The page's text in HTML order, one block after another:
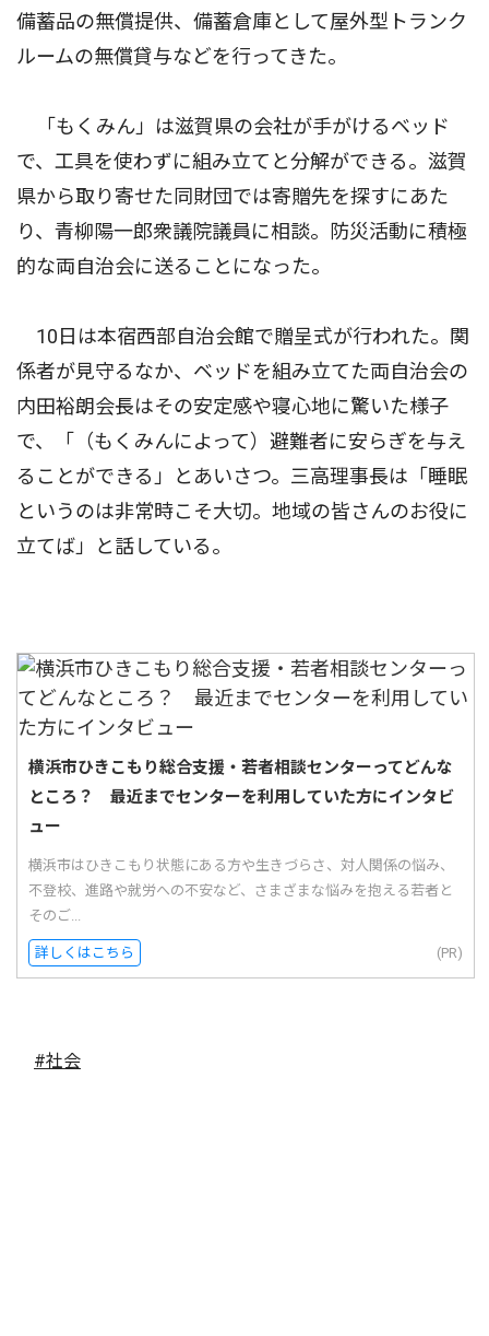
備蓄品の無償提供、備蓄倉庫として屋外型トランク
ルームの無償貸与などを行ってきた。
「もくみん」は滋賀県の会社が手がけるベッド
で、工具を使わずに組み立てと分解ができる。滋賀
県から取り寄せた同財団では寄贈先を探すにあた
り、青柳陽一郎衆議院議員に相談。防災活動に積極
的な両自治会に送ることになった。
10日は本宿西部自治会館で贈呈式が行われた。関
係者が見守るなか、ベッドを組み立てた両自治会の
内田裕朗会長はその安定感や寝心地に驚いた様子
で、「（もくみんによって）避難者に安らぎを与え
ることができる」とあいさつ。三高理事長は「睡眠
というのは非常時こそ大切。地域の皆さんのお役に
立てば」と話している。
横浜市ひきこもり総合支援・若者相談センターってどんな
ところ？ 最近までセンターを利用していた方にインタビ
ュー
横浜市はひきこもり状態にある方や生きづらさ、対人関係の悩み、
不登校、進路や就労への不安など、さまざまな悩みを抱える若者と
そのご...
詳しくはこちら (PR)
#社会